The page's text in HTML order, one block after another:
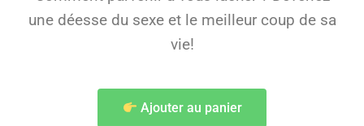
une déesse du sexe et le meilleur coup de sa
vie!
Ajouter au panier